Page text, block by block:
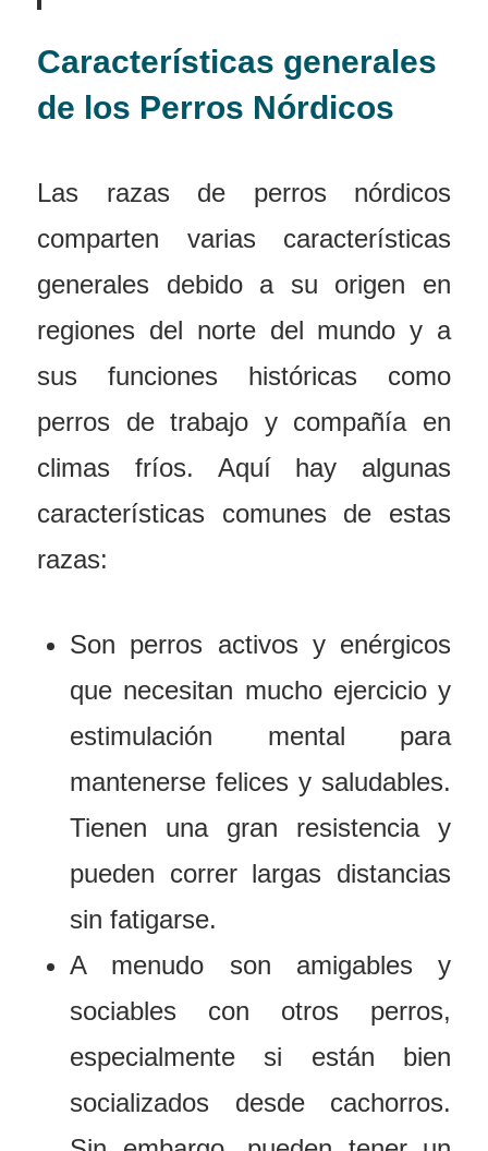
Características generales
de los Perros Nórdicos
Las razas de perros nórdicos
comparten varias características
generales debido a su origen en
regiones del norte del mundo y a
sus funciones históricas como
perros de trabajo y compañía en
climas fríos. Aquí hay algunas
características comunes de estas
razas:
Son perros activos y enérgicos
que necesitan mucho ejercicio y
estimulación mental para
mantenerse felices y saludables.
Tienen una gran resistencia y
pueden correr largas distancias
sin fatigarse.
A menudo son amigables y
sociables con otros perros,
especialmente si están bien
socializados desde cachorros.